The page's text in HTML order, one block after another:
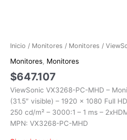
Inicio / Monitores / Monitores /
Monitores, Monitores
$647.107
ViewSonic VX3268-PC-MHD –
(31.5″ visible) – 1920 x 1080 Full
250 cd/m² – 3000:1 – 1 ms –
MPN: VX3268-PC-MHD